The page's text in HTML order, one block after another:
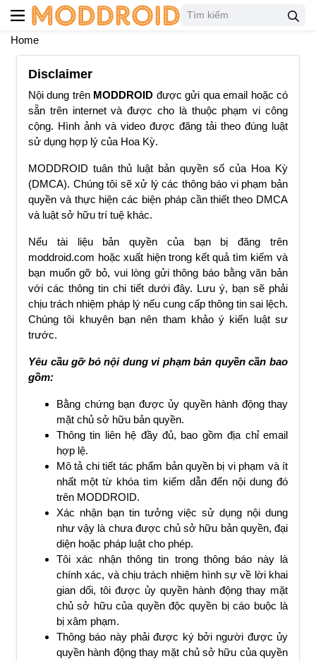
Home
Disclaimer
Nội dung trên MODDROID được gửi qua email hoặc có
sẵn trên internet và được cho là thuộc phạm vi công
cộng. Hình ảnh và video được đăng tải theo đúng luật
sử dụng hợp lý của Hoa Kỳ.
MODDROID tuân thủ luật bản quyền số của Hoa Kỳ
(DMCA). Chúng tôi sẽ xử lý các thông báo vi phạm bản
quyền và thực hiện các biện pháp cần thiết theo DMCA
và luật sở hữu trí tuệ khác.
Nếu tài liệu bản quyền của bạn bị đăng trên
moddroid.com hoặc xuất hiện trong kết quả tìm kiếm và
bạn muốn gỡ bỏ, vui lòng gửi thông báo bằng văn bản
với các thông tin chi tiết dưới đây. Lưu ý, bạn sẽ phải
chịu trách nhiệm pháp lý nếu cung cấp thông tin sai lệch.
Chúng tôi khuyên bạn nên tham khảo ý kiến luật sư
trước.
Yêu cầu gỡ bỏ nội dung vi phạm bản quyền cần bao
gồm:
Bằng chứng bạn được ủy quyền hành động thay
mặt chủ sở hữu bản quyền.
Thông tin liên hệ đầy đủ, bao gồm địa chỉ email
hợp lệ.
Mô tả chi tiết tác phẩm bản quyền bị vi phạm và ít
nhất một từ khóa tìm kiếm dẫn đến nội dung đó
trên MODDROID.
Xác nhận bạn tin tưởng việc sử dụng nội dung
như vậy là chưa được chủ sở hữu bản quyền, đại
diện hoặc pháp luật cho phép.
Tôi xác nhận thông tin trong thông báo này là
chính xác, và chịu trách nhiệm hình sự về lời khai
gian dối, tôi được ủy quyền hành động thay mặt
chủ sở hữu của quyền độc quyền bị cáo buộc là
bị xâm phạm.
Thông báo này phải được ký bởi người được ủy
quyền hành động thay mặt chủ sở hữu của quyền